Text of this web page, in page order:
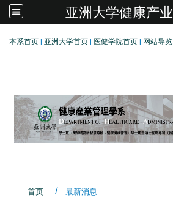
亚洲大学健康产
本系首页 亚洲大学首页 医健学院首页 网站导览
首页 最新消息